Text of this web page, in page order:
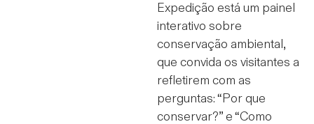
Expedição está um painel
interativo sobre
conservação ambiental,
que convida os visitantes a
refletirem com as
perguntas: “Por que
conservar?” e “Como